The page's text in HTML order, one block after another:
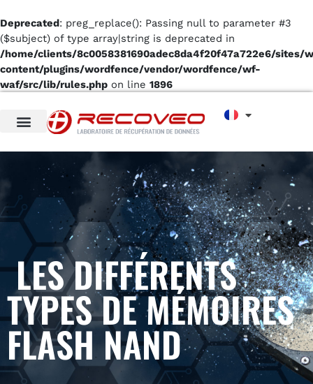
Deprecated: preg_replace(): Passing null to parameter #3
($subject) of type array|string is deprecated in
/home/clients/8c0058381690adec8da4f20f47a722e6/sites/
content/plugins/wordfence/vendor/wordfence/wf-
waf/src/lib/rules.php on line 1896
LES DIFFÉRENTS
TYPES DE MÉMOIRES
FLASH NAND